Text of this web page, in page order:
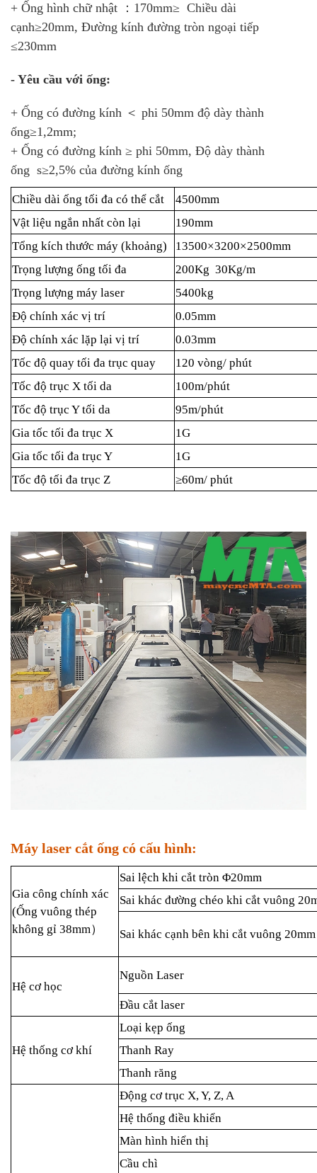
+ Ống hình chữ nhật ：170mm≥ Chiều dài
cạnh≥20mm, Đường kính đường tròn ngoại tiếp
≤230mm
- Yêu cầu với ống:
+ Ống có đường kính ＜ phi 50mm độ dày thành
ống≥1,2mm;
+ Ống có đường kính ≥ phi 50mm, Độ dày thành
ống s≥2,5% của đường kính ống
Chiều dài ống tối đa có thể cắt
4500mm
Vật liệu ngắn nhất còn lại
190mm
Tổng kích thước máy (khoảng)
13500×3200×2500mm
Trọng lượng ống tối đa
200Kg 30Kg/m
Trọng lượng máy laser
5400kg
Độ chính xác vị trí
0.05mm
Độ chính xác lặp lại vị trí
0.03mm
Tốc độ quay tối đa trục quay
120 vòng/ phút
Tốc độ trục X tối da
100m/phút
Tốc độ trục Y tối da
95m/phút
Gia tốc tối đa trục X
1G
Gia tốc tối đa trục Y
1G
Tốc độ tối đa trục Z
≥60m/ phút
Máy laser cắt ống có cấu hình:
Gia công chính xác
(Ống vuông thép
không gỉ 38mm）
Sai lệch khi cắt tròn Φ20mm
Sai khác đường chéo khi cắt vuông
Sai khác cạnh bên khi cắt vuông 20mm
Hệ cơ học
Nguồn Laser
Đầu cắt laser
Hệ thống cơ khí
Loại kẹp ống
Thanh Ray
Thanh răng
Động cơ trục X, Y, Z, A
Hệ thống điều khiển
Màn hình hiển thị
Cầu chì